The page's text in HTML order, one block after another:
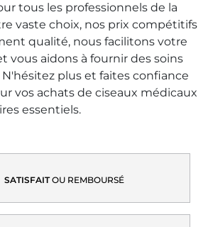
tous les professionnels de la
vaste choix, nos prix compétitifs
qualité, nous facilitons votre
vous aidons à fournir des soins
plus et faites confiance
vos achats de ciseaux médicaux
essentiels.
SATISFAITOU REMBOURSÉ